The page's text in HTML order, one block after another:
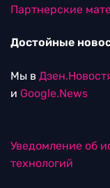
Партнерские
Достойные
Мы в
и Google.News
Уведомление об
технологий